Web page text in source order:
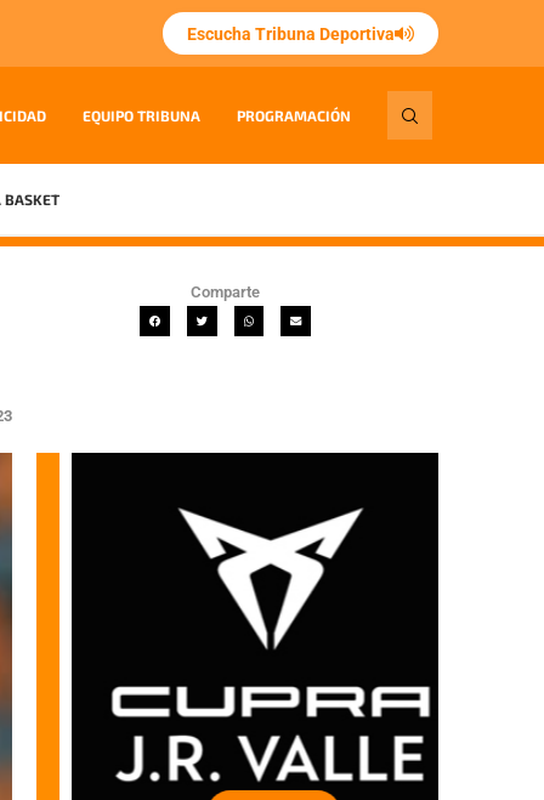
Escucha Tribuna Deportiva
EQUIPO TRIBUNA PROGRAMACIÓN
BASKET
Comparte